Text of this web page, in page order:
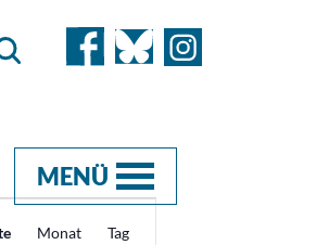
MENÜ
Veranstaltung
Monat Tag